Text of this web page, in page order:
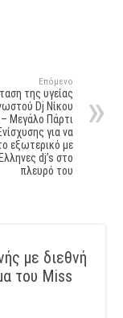
Επόμενο
της υγείας
Dj Νίκου
Μεγάλο Πάρτι
για να
εξωτερικό με
dj’s στο
πλευρό του
με διεθνή
του Miss